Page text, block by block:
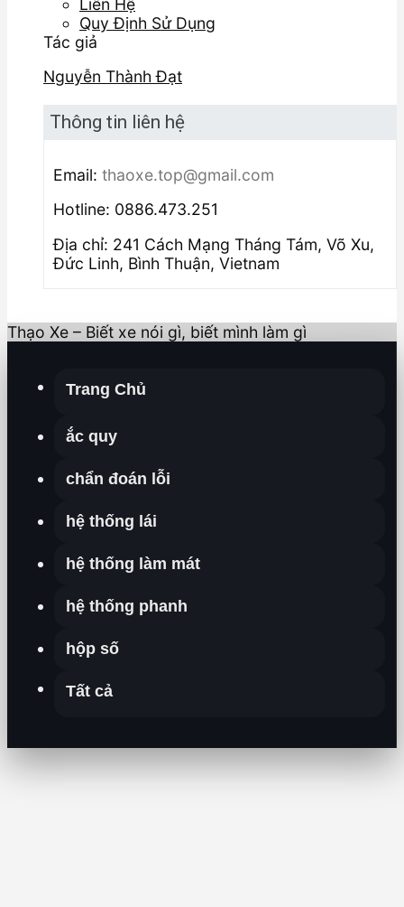
Liên Hệ
Quy Định Sử Dụng
Tác giả
Nguyễn Thành Đạt
Thông tin liên hệ
Email: thaoxe.top@gmail.com
Hotline: 0886.473.251
Địa chỉ: 241 Cách Mạng Tháng Tám, Võ Xu,
Đức Linh, Bình Thuận, Vietnam
Thạo Xe – Biết xe nói gì, biết mình làm gì
Trang Chủ
ắc quy
chẩn đoán lỗi
hệ thống lái
hệ thống làm mát
hệ thống phanh
hộp số
Tất cả